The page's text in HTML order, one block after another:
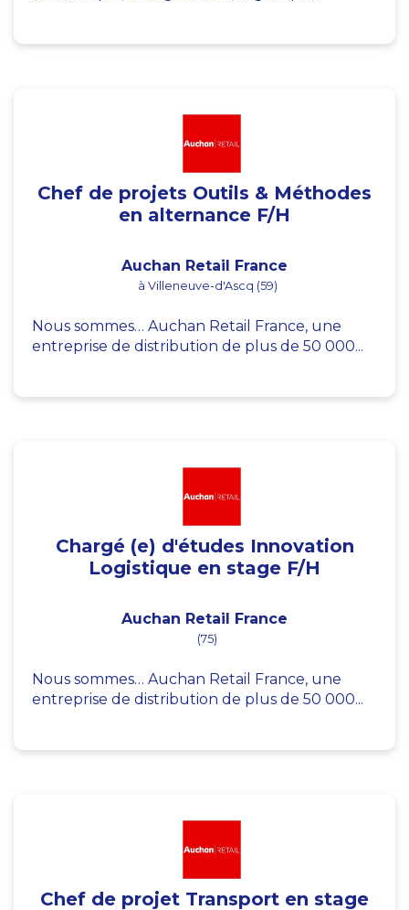
Chef de projets Outils & Méthodes
en alternance F/H
Auchan Retail France
à Villeneuve-d'Ascq (59)
Nous sommes… Auchan Retail France, une
entreprise de distribution de plus de 50 000...
Chargé (e) d'études Innovation
Logistique en stage F/H
Auchan Retail France
(75)
Nous sommes… Auchan Retail France, une
entreprise de distribution de plus de 50 000...
Chef de projet Transport en stage